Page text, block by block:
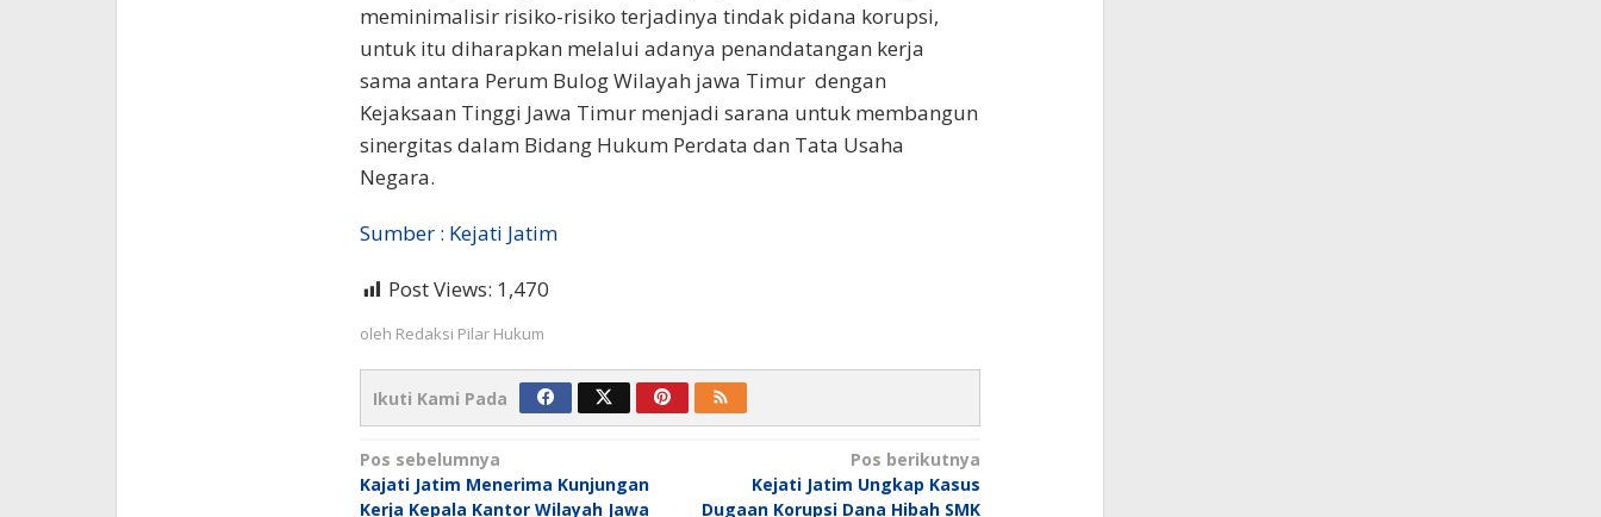
meminimalisir risiko-risiko terjadinya tindak pidana korupsi,
untuk itu diharapkan melalui adanya penandatangan kerja
sama antara Perum Bulog Wilayah jawa Timur dengan
Kejaksaan Tinggi Jawa Timur menjadi sarana untuk membangun
sinergitas dalam Bidang Hukum Perdata dan Tata Usaha
Negara.
Sumber : Kejati Jatim
Post Views: 1,470
oleh Redaksi Pilar Hukum
Ikuti Kami Pada
Navigasi
pos
Pos sebelumnya
Kajati Jatim Menerima Kunjungan
Kerja Kepala Kantor Wilayah Jawa
Pos berikutnya
Kejati Jatim Ungkap Kasus
Dugaan Korupsi Dana Hibah SMK